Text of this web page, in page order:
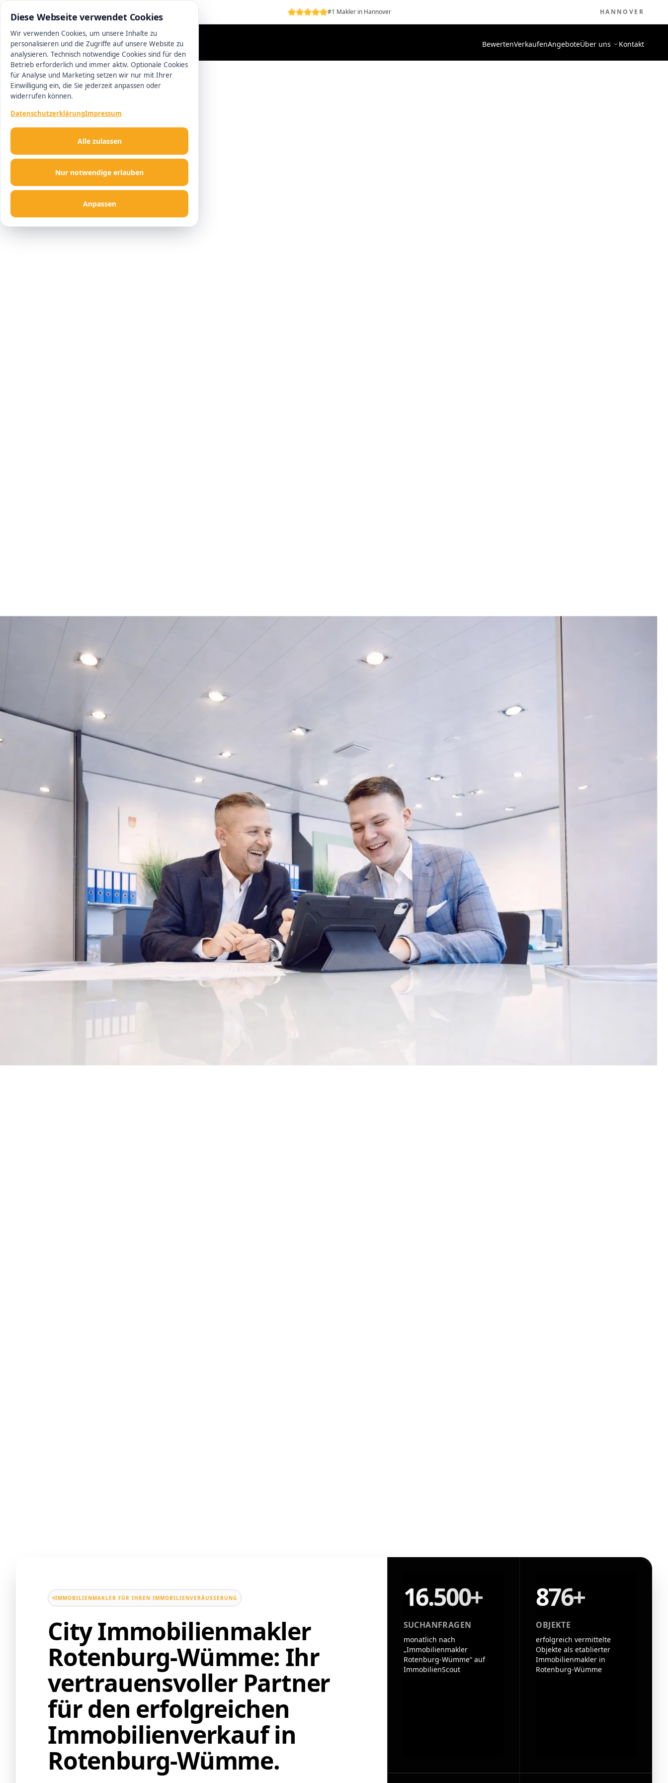
0511 13221100 #1 Makler in Hannover HANNOVER
BewertenVerkaufenAngeboteÜber uns Kontakt
IMMOBILIENMAKLER FÜR IHREN IMMOBILIENVERÄUSSERUNG
City Immobilienmakler
Rotenburg-Wümme: Ihr
vertrauensvoller Partner
für den erfolgreichen
Immobilienverkauf in
Rotenburg-Wümme.
16.500+
SUCHANFRAGEN
monatlich nach
„Immobilienmakler
Rotenburg-Wümme“ auf
ImmobilienScout
876+
OBJEKTE
erfolgreich vermittelte
Objekte als etablierter
Immobilienmakler in
Rotenburg-Wümme
Diese Webseite verwendet Cookies
Wir verwenden Cookies, um unsere Inhalte zu
personalisieren und die Zugriffe auf unsere Website zu
analysieren. Technisch notwendige Cookies sind für den
Betrieb erforderlich und immer aktiv. Optionale Cookies
für Analyse und Marketing setzen wir nur mit Ihrer
Einwilligung ein, die Sie jederzeit anpassen oder
widerrufen können.
DatenschutzerklärungImpressum
Nur notwendige erlauben
Anpassen
Alle zulassen